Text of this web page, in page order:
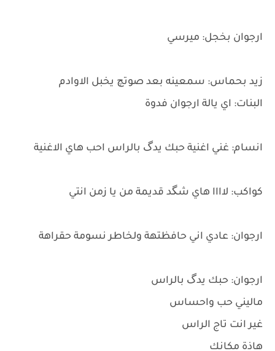
ارجوان بخجل: ميرسي
زيد بحماس: سمعينه بعد صوتچ يخبل الاوادم
البنات: اي يالة ارجوان فدوة
انسام: غني اغنية حبك يدگ بالراس احب هاي الاغنية
كواكب: لاااا هاي شگد قديمة من يا زمن انتي
ارجوان: عادي اني حافظتهة ولخاطر نسومة حقراهة
ارجوان: حبك يدگ بالراس
ماليني حب واحساس
غير انت تاج الراس
هاذة مكانك